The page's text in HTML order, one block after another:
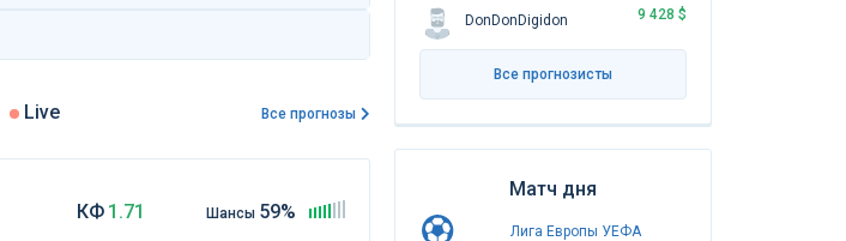
Live Все прогнозы
КФ 1.71 Шансы 59%
DonDonDigidon 9 428 $
Все прогнозисты
Матч дня
Лига Европы УЕФА